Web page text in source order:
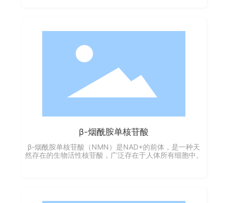
β-烟酰胺单核苷酸
β-烟酰胺单核苷酸（NMN）是NAD+的前体，是一种天
然存在的生物活性核苷酸，广泛存在于人体所有细胞中。